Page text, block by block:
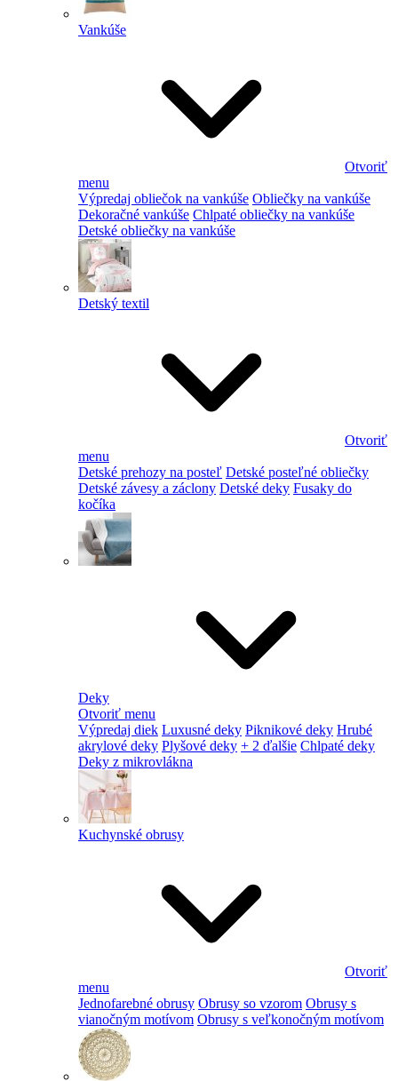
Vankúše
Otvoriť
menu
Výpredaj obliečok na vankúše Obliečky na vankúše
Dekoračné vankúše Chlpaté obliečky na vankúše
Detské obliečky na vankúše
Detský textil
Otvoriť
menu
Detské prehozy na posteľ Detské posteľné obliečky
Detské závesy a záclony Detské deky Fusaky do
kočíka
Deky
Otvoriť menu
Výpredaj diek Luxusné deky Piknikové deky Hrubé
akrylové deky Plyšové deky + 2 ďalšie Chlpaté deky
Deky z mikrovlákna
Kuchynské obrusy
Otvoriť
menu
Jednofarebné obrusy Obrusy so vzorom Obrusy s
vianočným motívom Obrusy s veľkonočným motívom